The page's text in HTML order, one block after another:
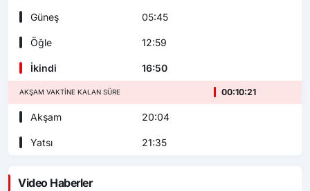
Güneş 05:45
Öğle 12:59
İkindi 16:50
AKŞAM VAKTINE KALAN SÜRE 00:10:20
Akşam 20:04
Yatsı 21:35
Video Haberler